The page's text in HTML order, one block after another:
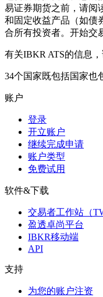
易证券期货之前，请阅
和固定收益产品（如债
合所有投资者。开始交
有关IBKR ATS的信息
34个国家既包括国家也
账户
登录
开立账户
继续完成申请
账户类型
免费试用
软件&下载
交易者工作站（
盈透卓尚平台
IBKR移动端
API
支持
为您的账户注资